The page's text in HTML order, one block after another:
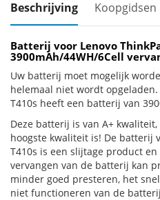
Beschrijving Koopgidsen
Batterij voor Lenovo
3900mAh/44WH/6Cell
Uw batterij moet mogelijk
helemaal niet wordt opgeladen.
T410s heeft een batterij van
Deze batterij is van A+
hoogste kwaliteit is! De batterij
T410s is een slijtage product
vervangen van de batterij kan
minder goed presteren, het
niet functioneren van de